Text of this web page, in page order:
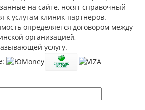
на сайте, носят справочный
к услугам клиник-партнёров.
определяется договором между
организацией,
услугу.